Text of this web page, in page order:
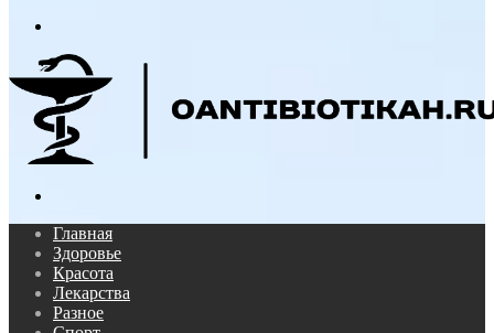
Главная
Здоровье
Красота
Лекарства
Разное